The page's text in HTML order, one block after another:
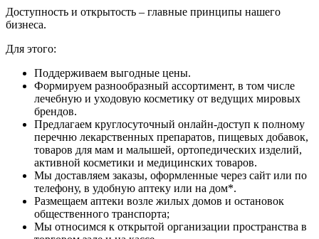
Доступность и открытость – главные принципы нашего
бизнеса.
Для этого:
Поддерживаем выгодные цены.
Формируем разнообразный ассортимент, в том числе
лечебную и уходовую косметику от ведущих мировых
брендов.
Предлагаем круглосуточный онлайн-доступ к полному
перечню лекарственных препаратов, пищевых добавок,
товаров для мам и малышей, ортопедических изделий,
активной косметики и медицинских товаров.
Мы доставляем заказы, оформленные через сайт или по
телефону, в удобную аптеку или на дом*.
Размещаем аптеки возле жилых домов и остановок
общественного транспорта;
Мы относимся к открытой организации пространства в